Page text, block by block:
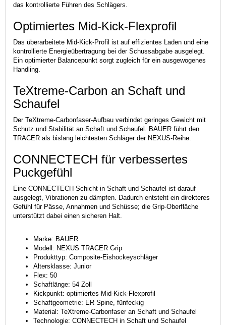
das kontrollierte Führen des Schlägers.
Optimiertes Mid-Kick-Flexprofil
Das überarbeitete Mid-Kick-Profil ist auf effizientes Laden und eine
kontrollierte Energieübertragung bei der Schussabgabe ausgelegt.
Ein optimierter Balancepunkt sorgt zugleich für ein ausgewogenes
Handling.
TeXtreme-Carbon an Schaft und
Schaufel
Der TeXtreme-Carbonfaser-Aufbau verbindet geringes Gewicht mit
Schutz und Stabilität an Schaft und Schaufel. BAUER führt den
TRACER als bislang leichtesten Schläger der NEXUS-Reihe.
CONNECTECH für verbessertes
Puckgefühl
Eine CONNECTECH-Schicht in Schaft und Schaufel ist darauf
ausgelegt, Vibrationen zu dämpfen. Dadurch entsteht ein direkteres
Gefühl für Pässe, Annahmen und Schüsse; die Grip-Oberfläche
unterstützt dabei einen sicheren Halt.
Marke: BAUER
Modell: NEXUS TRACER Grip
Produkttyp: Composite-Eishockeyschläger
Altersklasse: Junior
Flex: 50
Schaftlänge: 54 Zoll
Kickpunkt: optimiertes Mid-Kick-Flexprofil
Schaftgeometrie: ER Spine, fünfeckig
Material: TeXtreme-Carbonfaser an Schaft und Schaufel
Technologie: CONNECTECH in Schaft und Schaufel